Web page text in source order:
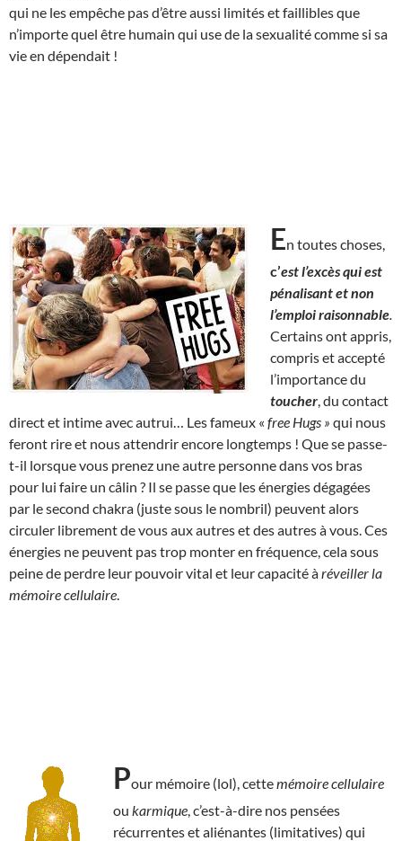
qui ne les empêche pas d’être aussi limités et faillibles que
n’importe quel être humain qui use de la sexualité comme si sa
vie en dépendait !
En toutes choses,
c’est l’excès qui est
pénalisant et non
l’emploi raisonnable
Certains ont appris,
compris et accepté
l’importance du
toucher , du contact
direct et intime avec autrui… Les fameux « free Hugs » qui nous
feront rire et nous attendrir encore longtemps ! Que se passe-
t-il lorsque vous prenez une autre personne dans vos bras
pour lui faire un câlin ? Il se passe que les énergies dégagées
par le second chakra (juste sous le nombril) peuvent alors
circuler librement de vous aux autres et des autres à vous. Ces
énergies ne peuvent pas trop monter en fréquence, cela sous
peine de perdre leur pouvoir vital et leur capacité àréveiller la
mémoire cellulaire
Pour mémoire (lol), cettemémoire cellulaire
ou karmique , c’est-à-dire nos pensées
récurrentes et aliénantes (limitatives) qui